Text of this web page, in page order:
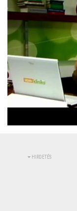
kikapcsolva 0%
HIRDETÉS